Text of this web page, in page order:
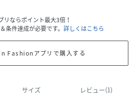
リならポイント最大3倍！
条件達成が必要です。 詳しくはこちら
Fashionアプリで購入する
サイズ レビュー(1)